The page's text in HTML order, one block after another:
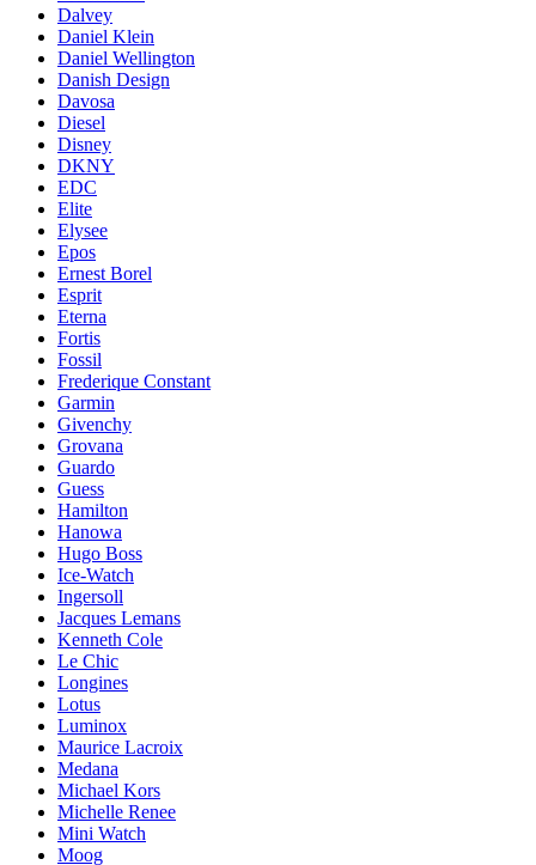
Dalvey
Daniel Klein
Daniel Wellington
Danish Design
Davosa
Diesel
Disney
DKNY
EDC
Elite
Elysee
Epos
Ernest Borel
Esprit
Eterna
Fortis
Fossil
Frederique Constant
Garmin
Givenchy
Grovana
Guardo
Guess
Hamilton
Hanowa
Hugo Boss
Ice-Watch
Ingersoll
Jacques Lemans
Kenneth Cole
Le Chic
Longines
Lotus
Luminox
Maurice Lacroix
Medana
Michael Kors
Michelle Renee
Mini Watch
Moog